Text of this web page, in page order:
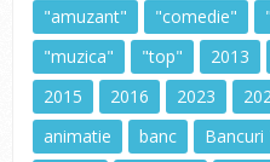
"amuzant" "comedie"
"muzica"
"top" 2013
2015
2016 2023
animatie
banc Bancuri